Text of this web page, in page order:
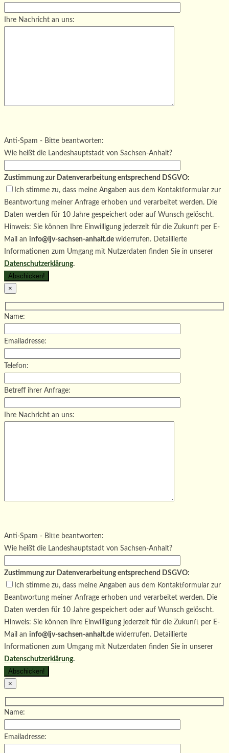
Ihre Nachricht an uns:
Bitte lasse dieses Feld leer.
Anti-Spam - Bitte beantworten:
Wie heißt die Landeshauptstadt von Sachsen-Anhalt?
Zustimmung zur Datenverarbeitung entsprechend DSGVO:
Ich stimme zu, dass meine Angaben aus dem Kontaktformular zur
Beantwortung meiner Anfrage erhoben und verarbeitet werden. Die
Daten werden für 10 Jahre gespeichert oder auf Wunsch gelöscht.
Hinweis: Sie können Ihre Einwilligung jederzeit für die Zukunft per E-
Mail an info@ljv-sachsen-anhalt.de widerrufen. Detaillierte
Informationen zum Umgang mit Nutzerdaten finden Sie in unserer
Datenschutzerklärung.
×
Name:
Emailadresse:
Telefon:
Betreff ihrer Anfrage:
Ihre Nachricht an uns:
Bitte lasse dieses Feld leer.
Anti-Spam - Bitte beantworten:
Wie heißt die Landeshauptstadt von Sachsen-Anhalt?
Zustimmung zur Datenverarbeitung entsprechend DSGVO:
Ich stimme zu, dass meine Angaben aus dem Kontaktformular zur
Beantwortung meiner Anfrage erhoben und verarbeitet werden. Die
Daten werden für 10 Jahre gespeichert oder auf Wunsch gelöscht.
Hinweis: Sie können Ihre Einwilligung jederzeit für die Zukunft per E-
Mail an info@ljv-sachsen-anhalt.de widerrufen. Detaillierte
Informationen zum Umgang mit Nutzerdaten finden Sie in unserer
Datenschutzerklärung.
×
Name:
Emailadresse: